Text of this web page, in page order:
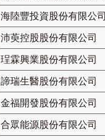
海陸豐投資股份有限公司
沛萸控股股份有限公司
珵霖興業股份有限公司
諦瑞生醫股份有限公司
金福開發股份有限公司
合眾能源股份有限公司